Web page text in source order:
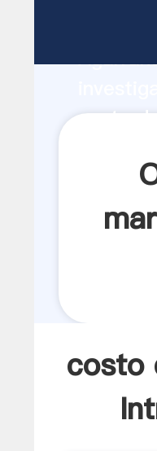
costo
costo